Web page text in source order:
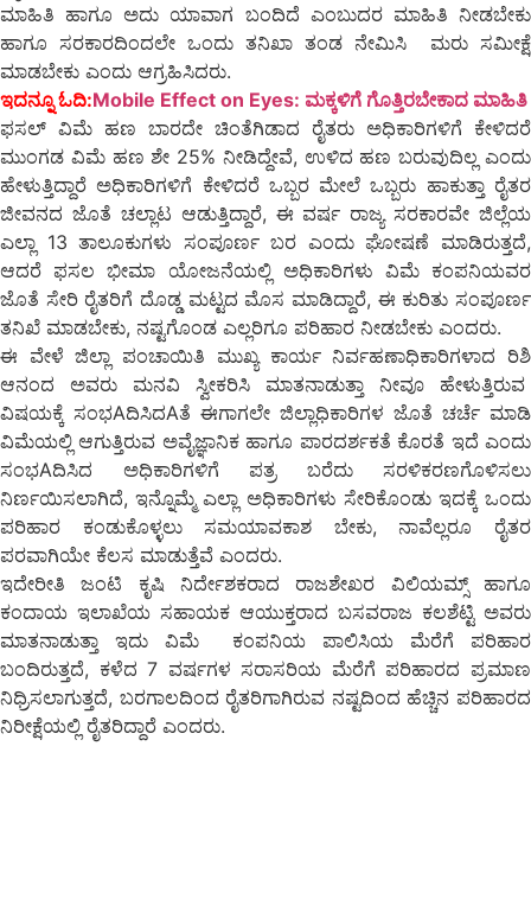
ಮಾಹಿತಿ ಹಾಗೂ ಅದು ಯಾವಾಗ ಬಂದಿದೆ ಎಂಬುದರ ಮಾಹಿತಿ ನೀಡಬೇಕು
ಹಾಗೂ ಸರಕಾರದಿಂದಲೇ ಒಂದು ತನಿಖಾ ತಂಡ ನೇಮಿಸಿ ಮರು ಸಮೀಕ್ಷೆ
ಮಾಡಬೇಕು ಎಂದು ಆಗ್ರಹಿಸಿದರು.
ಇದನ್ನೂ ಓದಿ:Mobile Effect on Eyes: ಮಕ್ಕಳಿಗೆ ಗೊತ್ತಿರಬೇಕಾದ ಮಾಹಿತಿ
ಫಸಲ್ ವಿಮೆ ಹಣ ಬಾರದೇ ಚಿಂತೆಗಿಡಾದ ರೈತರು ಅಧಿಕಾರಿಗಳಿಗೆ ಕೇಳಿದರೆ
ಮುಂಗಡ ವಿಮೆ ಹಣ ಶೇ 25% ನೀಡಿದ್ದೇವೆ, ಉಳಿದ ಹಣ ಬರುವುದಿಲ್ಲ ಎಂದು
ಹೇಳುತ್ತಿದ್ದಾರೆ ಅಧಿಕಾರಿಗಳಿಗೆ ಕೇಳಿದರೆ ಒಬ್ಬರ ಮೇಲೆ ಒಬ್ಬರು ಹಾಕುತ್ತಾ ರೈತರ
ಜೀವನದ ಜೊತೆ ಚಲ್ಲಾಟ ಆಡುತ್ತಿದ್ದಾರೆ, ಈ ವರ್ಷ ರಾಜ್ಯ ಸರಕಾರವೇ ಜಿಲ್ಲೆಯ
ಎಲ್ಲಾ 13 ತಾಲೂಕುಗಳು ಸಂಪೂರ್ಣ ಬರ ಎಂದು ಘೋಷಣೆ ಮಾಡಿರುತ್ತದೆ,
ಆದರೆ ಫಸಲ ಭೀಮಾ ಯೋಜನೆಯಲ್ಲಿ ಅಧಿಕಾರಿಗಳು ವಿಮೆ ಕಂಪನಿಯವರ
ಜೊತೆ ಸೇರಿ ರೈತರಿಗೆ ದೊಡ್ಡ ಮಟ್ಟದ ಮೊಸ ಮಾಡಿದ್ದಾರೆ, ಈ ಕುರಿತು ಸಂಪೂರ್ಣ
ತನಿಖೆ ಮಾಡಬೇಕು, ನಷ್ಟಗೊಂಡ ಎಲ್ಲರಿಗೂ ಪರಿಹಾರ ನೀಡಬೇಕು ಎಂದರು.
ಈ ವೇಳೆ ಜಿಲ್ಲಾ ಪಂಚಾಯಿತಿ ಮುಖ್ಯ ಕಾರ್ಯ ನಿರ್ವಹಣಾಧಿಕಾರಿಗಳಾದ ರಿಶಿ
ಆನಂದ ಅವರು ಮನವಿ ಸ್ವೀಕರಿಸಿ ಮಾತನಾಡುತ್ತಾ ನೀವೂ ಹೇಳುತ್ತಿರುವ
ವಿಷಯಕ್ಕೆ ಸಂಭAದಿಸಿದAತೆ ಈಗಾಗಲೇ ಜಿಲ್ಲಾಧಿಕಾರಿಗಳ ಜೊತೆ ಚರ್ಚೆ ಮಾಡಿ
ವಿಮೆಯಲ್ಲಿ ಆಗುತ್ತಿರುವ ಅವೈಜ್ಞಾನಿಕ ಹಾಗೂ ಪಾರದರ್ಶಕತೆ ಕೊರತೆ ಇದೆ ಎಂದು
ಸಂಭAದಿಸಿದ ಅಧಿಕಾರಿಗಳಿಗೆ ಪತ್ರ ಬರೆದು ಸರಳಿಕರಣಗೊಳಿಸಲು
ನಿರ್ಣಯಿಸಲಾಗಿದೆ, ಇನ್ನೊಮ್ಮೆ ಎಲ್ಲಾ ಅಧಿಕಾರಿಗಳು ಸೇರಿಕೊಂಡು ಇದಕ್ಕೆ ಒಂದು
ಪರಿಹಾರ ಕಂಡುಕೊಳ್ಳಲು ಸಮಯಾವಕಾಶ ಬೇಕು, ನಾವೆಲ್ಲರೂ ರೈತರ
ಪರವಾಗಿಯೇ ಕೆಲಸ ಮಾಡುತ್ತೆವೆ ಎಂದರು.
ಇದೇರೀತಿ ಜಂಟಿ ಕೃಷಿ ನಿರ್ದೇಶಕರಾದ ರಾಜಶೇಖರ ವಿಲಿಯಮ್ಸ್ ಹಾಗೂ
ಕಂದಾಯ ಇಲಾಖೆಯ ಸಹಾಯಕ ಆಯುಕ್ತರಾದ ಬಸವರಾಜ ಕಲಶೆಟ್ಟಿ ಅವರು
ಮಾತನಾಡುತ್ತಾ ಇದು ವಿಮೆ ಕಂಪನಿಯ ಪಾಲಿಸಿಯ ಮೆರೆಗೆ ಪರಿಹಾರ
ಬಂದಿರುತ್ತದೆ, ಕಳೆದ 7 ವರ್ಷಗಳ ಸರಾಸರಿಯ ಮೆರೆಗೆ ಪರಿಹಾರದ ಪ್ರಮಾಣ
ನಿಧ್ರಿಸಲಾಗುತ್ತದೆ, ಬರಗಾಲದಿಂದ ರೈತರಿಗಾಗಿರುವ ನಷ್ಟದಿಂದ ಹೆಚ್ಚಿನ ಪರಿಹಾರದ
ನಿರೀಕ್ಷೆಯಲ್ಲಿ ರೈತರಿದ್ದಾರೆ ಎಂದರು.